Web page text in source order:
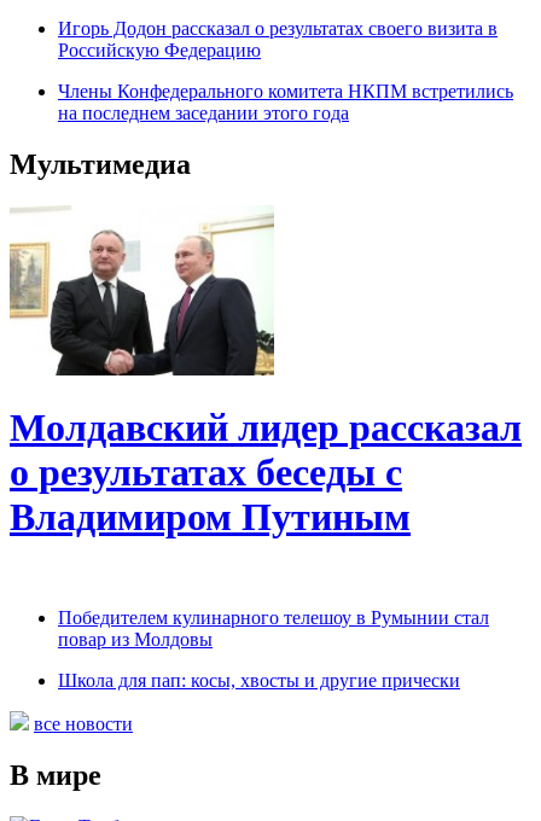
Игорь Додон рассказал о результатах своего визита в
Российскую Федерацию
Члены Конфедерального комитета НКПМ встретились
на последнем заседании этого года
Мультимедиа
Молдавский лидер рассказал
о результатах беседы с
Владимиром Путиным
Победителем кулинарного телешоу в Румынии стал
повар из Молдовы
Школа для пап: косы, хвосты и другие прически
все новости
В мире